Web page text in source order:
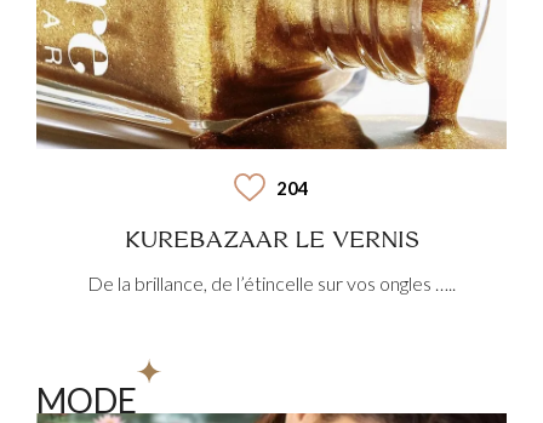
204
KUREBAZAAR LE VERNIS
De la brillance, de l’étincelle sur vos ongles …..
MODE